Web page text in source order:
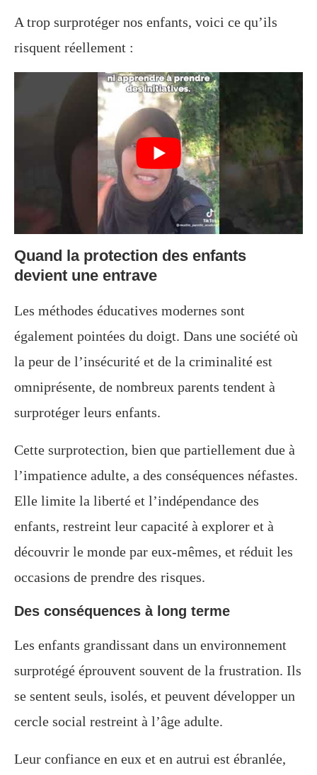
A trop surprotéger nos enfants, voici ce qu’ils
risquent réellement :
Quand la protection des enfants
devient une entrave
Les méthodes éducatives modernes sont
également pointées du doigt. Dans une société où
la peur de l’insécurité et de la criminalité est
omniprésente, de nombreux parents tendent à
surprotéger leurs enfants.
Cette surprotection, bien que partiellement due à
l’impatience adulte, a des conséquences néfastes.
Elle limite la liberté et l’indépendance des
enfants, restreint leur capacité à explorer et à
découvrir le monde par eux-mêmes, et réduit les
occasions de prendre des risques.
Des conséquences à long terme
Les enfants grandissant dans un environnement
surprotégé éprouvent souvent de la frustration. Ils
se sentent seuls, isolés, et peuvent développer un
cercle social restreint à l’âge adulte.
Leur confiance en eux et en autrui est ébranlée,